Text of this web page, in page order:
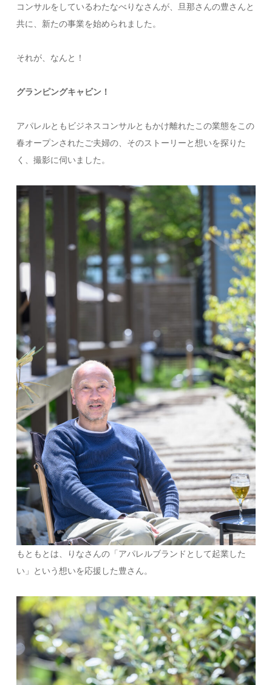
コンサルをしているわたなべりなさんが、旦那さんの豊さんと
共に、新たの事業を始められました。
それが、なんと！
グランピングキャビン！
アパレルともビジネスコンサルともかけ離れたこの業態をこの
春オープンされたご夫婦の、そのストーリーと想いを探りた
く、撮影に伺いました。
もともとは、りなさんの「アパレルブランドとして起業した
い」という想いを応援した豊さん。